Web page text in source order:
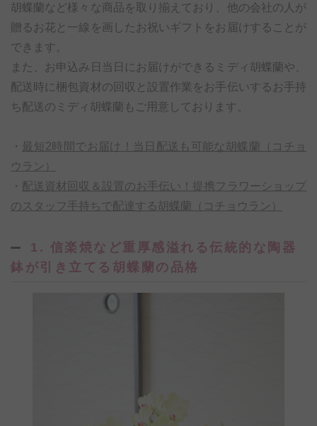
胡蝶蘭など様々な商品を取り揃えており、他の会社の人が
贈るお花と一線を画したお祝いギフトをお届けすることが
できます。
また、お申込み日当日にお届けができるミディ胡蝶蘭や、
配送時に梱包資材の回収と設置作業をお手伝いするお手持
ち配送のミディ胡蝶蘭もご用意しております。
・ 最短2時間でお届け！当日配送も可能な胡蝶蘭（コチョ
ウラン）
・ 配送資材回収＆設置のお手伝い！提携フラワーショップ
のスタッフ手持ちで配達する胡蝶蘭（コチョウラン）
1. 信楽焼など重厚感溢れる伝統的な陶器
鉢が引き立てる胡蝶蘭の品格